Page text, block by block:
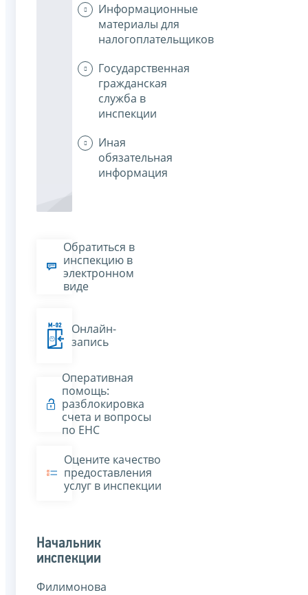
Информационные
материалы для
налогоплательщиков
Государственная
гражданская
служба в
инспекции
Иная
обязательная
информация
Обратиться в
инспекцию в
электронном
виде
Онлайн-
запись
Оперативная
помощь:
разблокировка
счета и вопросы
по ЕНС
Оцените качество
предоставления
услуг в инспекции
Начальник
инспекции
Филимонова